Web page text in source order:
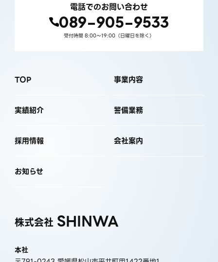
電話でのお問い合わせ
089-905-9533
受付時間 8:00〜19:00（日曜日を除く）
TOP 事業内容
実績紹介 警備業務
採用情報 会社案内
お知らせ
株式会社 SHINWA
本社